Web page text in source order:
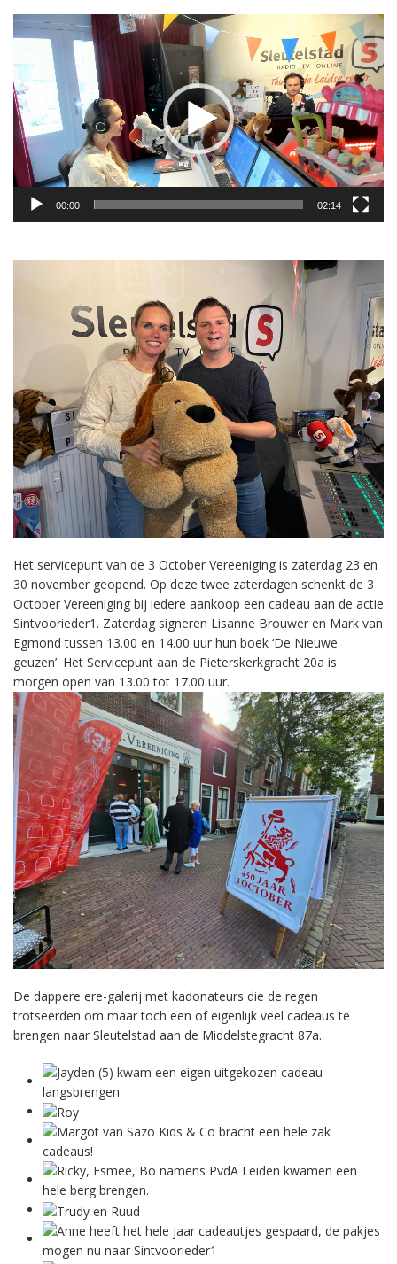
Videospeler
00:00 02:14
Het servicepunt van de 3 October Vereeniging is zaterdag 23 en
30 november geopend. Op deze twee zaterdagen schenkt de 3
October Vereeniging bij iedere aankoop een cadeau aan de actie
Sintvoorieder1. Zaterdag signeren Lisanne Brouwer en Mark van
Egmond tussen 13.00 en 14.00 uur hun boek ‘De Nieuwe
geuzen’. Het Servicepunt aan de Pieterskerkgracht 20a is
morgen open van 13.00 tot 17.00 uur.
De dappere ere-galerij met kadonateurs die de regen
trotseerden om maar toch een of eigenlijk veel cadeaus te
brengen naar Sleutelstad aan de Middelstegracht 87a.